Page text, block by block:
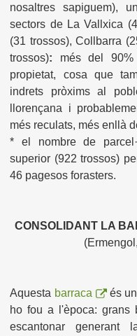
nosaltres sapiguem),
sectors de La Vallxica
(31 trossos), Collbarra
trossos): més del
propietat, cosa que
indrets pròxims al
llorençana i
més reculats, més enllà
* el nombre de
superior (922 trossos)
46 pagesos forasters.
CONSOLIDANT LA
Aquesta barraca
és un
ho fou a l'època: grans
escantonar